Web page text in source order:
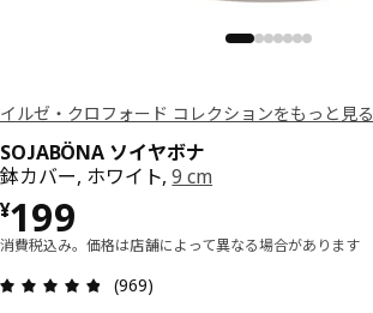
イルゼ・クロフォード コレクションをもっと見る
SOJABÖNA ソイヤボナ
鉢カバー, ホワイト,9 cm
¥199
価格 ¥ 199
消費税込み。価格は店舗によって異なる場合があります
(969)